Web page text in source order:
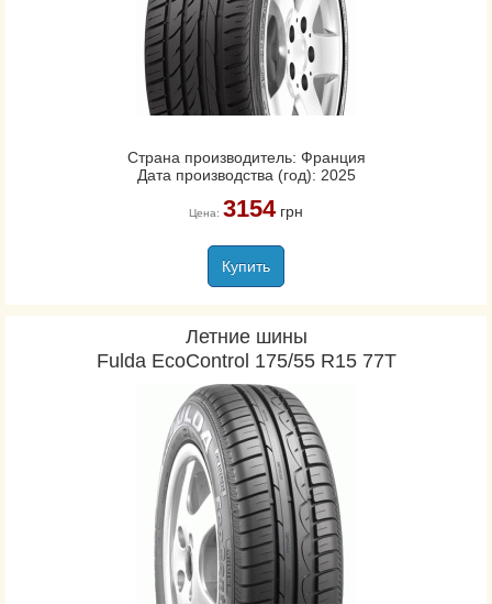
Страна производитель: Франция
Дата производства (год): 2025
Цена: 3154грн
Купить
Летние шины
Fulda EcoControl 175/55 R15 77T